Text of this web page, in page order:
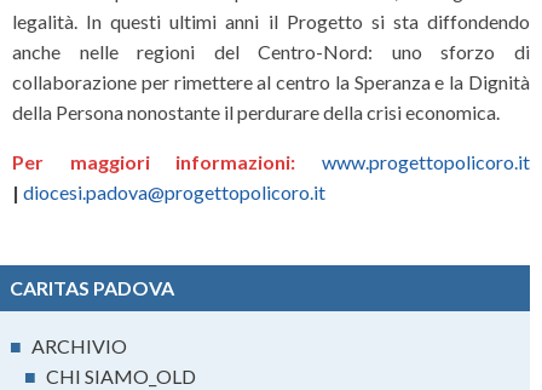
legalità. In questi ultimi anni il Progetto si sta diffondendo
anche nelle regioni del Centro-Nord: uno sforzo di
collaborazione per rimettere al centro la Speranza e la Dignità
della Persona nonostante il perdurare della crisi economica.
Per maggiori informazioni: www.progettopolicoro.it
| diocesi.padova@progettopolicoro.it
CARITAS PADOVA
■ ARCHIVIO
■ CHI SIAMO_OLD